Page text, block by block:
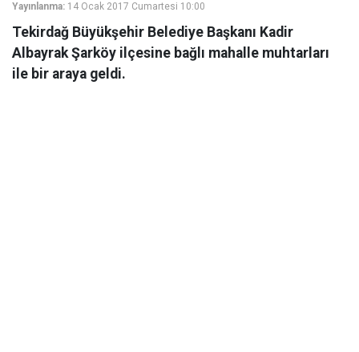
Yayınlanma: 14 Ocak 2017 Cumartesi 10:00
Tekirdağ Büyükşehir Belediye Başkanı Kadir
Albayrak Şarköy ilçesine bağlı mahalle muhtarları
ile bir araya geldi.